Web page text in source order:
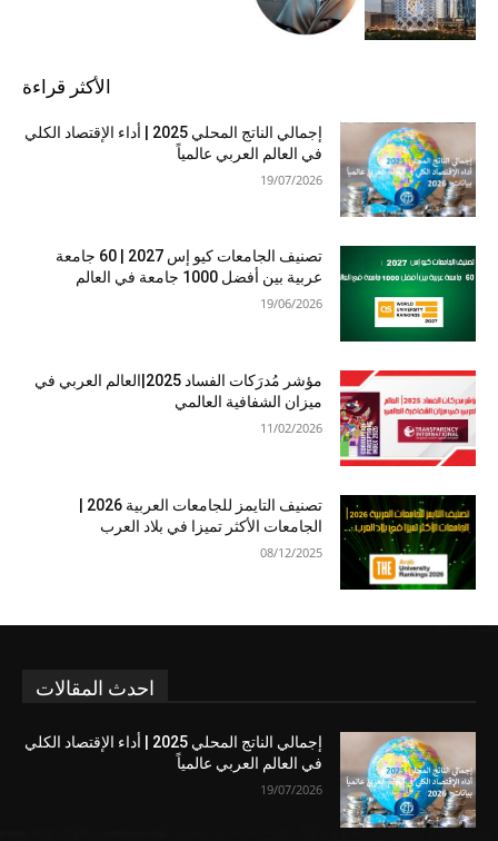
الأكثر قراءة
إجمالي الناتج المحلي 2025 | أداء الإقتصاد الكلي
في العالم العربي عالمياً
19/07/2026
تصنيف الجامعات كيو إس 2027 | 60 جامعة
عربية بين أفضل 1000 جامعة في العالم
19/06/2026
مؤشر مُدرَكات الفساد 2025|العالم العربي في
ميزان الشفافية العالمي
11/02/2026
تصنيف التايمز للجامعات العربية 2026 |
الجامعات الأكثر تميزا في بلاد العرب
08/12/2025
احدث المقالات
إجمالي الناتج المحلي 2025 | أداء الإقتصاد الكلي
في العالم العربي عالمياً
19/07/2026